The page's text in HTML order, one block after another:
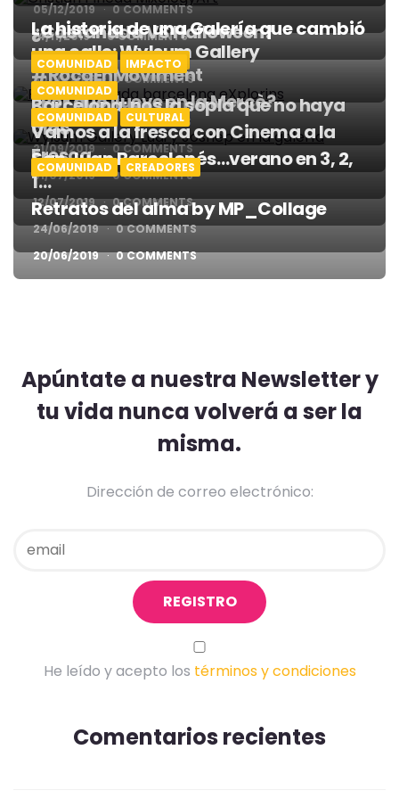
05/12/2019 0 COMMENTS
14/11/2019 0 COMMENTS
¿Castañada VS Halloween?
30/10/2019 0 COMMENTS
La historia de una Galería que cambió
una calle: Wylsum Gallery
#RocaEnMoviment
10/10/2019 0 COMMENTS
COMUNIDAD CULTURAL
¿Por qué llueve en la Mercè?
21/09/2019 0 COMMENTS
COMUNIDAD IMPACTO
Barcelona: nos la sopla que no haya
olas
31/07/2019 0 COMMENTS
COMUNIDAD
Vamos a la fresca con Cinema a la
Fresca
12/07/2019 0 COMMENTS
COMUNIDAD CULTURAL
San Juan Barcelonés…verano en 3, 2,
1…
24/06/2019 0 COMMENTS
COMUNIDAD CREADORES
Retratos del alma by MP_Collage
20/06/2019 0 COMMENTS
Apúntate a nuestra Newsletter y
tu vida nunca volverá a ser la
misma.
Dirección de correo electrónico:
He leído y acepto los términos y condiciones
Comentarios recientes